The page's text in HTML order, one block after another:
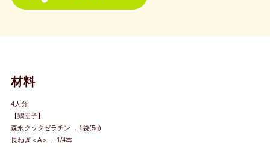
材料
4人分
【鶏団子】
森永クックゼラチン …1袋(5g)
長ねぎ＜A＞ …1/4本